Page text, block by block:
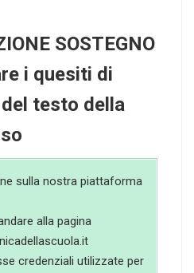
SOSTEGNO
i quesiti di
testo della
sulla nostra piattaforma
alla pagina
credenziali utilizzate per